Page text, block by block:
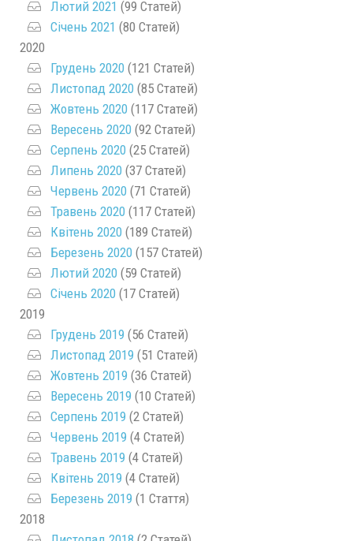
Лютий 2021 (99 Статей)
Січень 2021 (80 Статей)
2020
Грудень 2020 (121 Статей)
Листопад 2020 (85 Статей)
Жовтень 2020 (117 Статей)
Вересень 2020 (92 Статей)
Серпень 2020 (25 Статей)
Липень 2020 (37 Статей)
Червень 2020 (71 Статей)
Травень 2020 (117 Статей)
Квітень 2020 (189 Статей)
Березень 2020 (157 Статей)
Лютий 2020 (59 Статей)
Січень 2020 (17 Статей)
2019
Грудень 2019 (56 Статей)
Листопад 2019 (51 Статей)
Жовтень 2019 (36 Статей)
Вересень 2019 (10 Статей)
Серпень 2019 (2 Статей)
Червень 2019 (4 Статей)
Травень 2019 (4 Статей)
Квітень 2019 (4 Статей)
Березень 2019 (1 Стаття)
2018